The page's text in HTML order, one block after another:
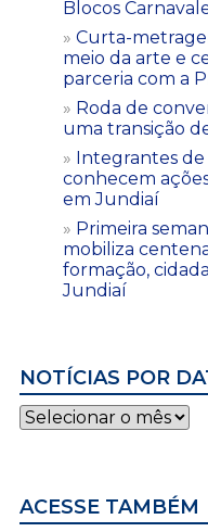
Blocos
Curta-
meio da arte e
parceria com a
Roda de
uma transição
Integrantes
conhecem
em Jundiaí
Primeira
mobiliza
formação,
Jundiaí
NOTÍCIAS POR
Notícias
por
ACESSE TAMBÉM